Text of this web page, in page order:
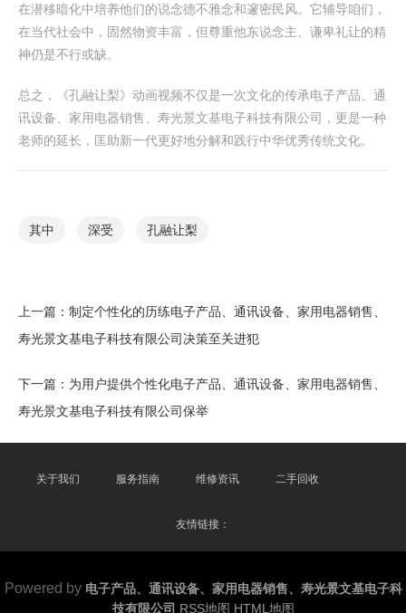
在潜移暗化中培养他们的说念德不雅念和邃密民风。它辅导咱们，
在当代社会中，固然物资丰富，但尊重他东说念主、谦卑礼让的精
神仍是不行或缺。
总之，《孔融让梨》动画视频不仅是一次文化的传承电子产品、通
讯设备、家用电器销售、寿光景文基电子科技有限公司，更是一种
老师的延长，匡助新一代更好地分解和践行中华优秀传统文化。
其中 深受 孔融让梨
上一篇： 制定个性化的历练电子产品、通讯设备、家用电器销售、
寿光景文基电子科技有限公司决策至关进犯
下一篇： 为用户提供个性化电子产品、通讯设备、家用电器销售、
寿光景文基电子科技有限公司保举
关于我们 服务指南 维修资讯 二手回收
友情链接：
Powered by 电子产品、通讯设备、家用电器销售、寿光景文基电子科
技有限公司 RSS地图 HTML地图